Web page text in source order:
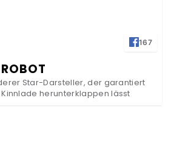
167
Star-Darsteller, der garantiert
herunterklappen lässt